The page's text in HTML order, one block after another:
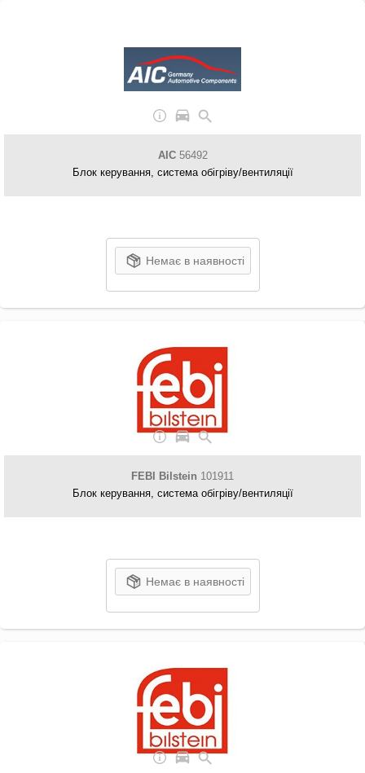
AIC56492
Блок керування, система обігріву/вентиляції
Немає в наявності
FEBI Bilstein 101911
Блок керування, система обігріву/вентиляції
Немає в наявності